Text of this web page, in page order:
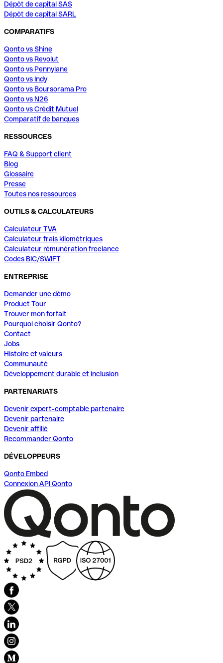
Dépôt de capital SAS
Dépôt de capital SARL
COMPARATIFS
Qonto vs Shine
Qonto vs Revolut
Qonto vs Pennylane
Qonto vs Indy
Qonto vs Boursorama Pro
Qonto vs N26
Qonto vs Crédit Mutuel
Comparatif de banques
RESSOURCES
FAQ & Support client
Blog
Glossaire
Presse
Toutes nos ressources
OUTILS & CALCULATEURS
Calculateur TVA
Calculateur frais kilométriques
Calculateur rémunération freelance
Codes BIC/SWIFT
ENTREPRISE
Demander une démo
Product Tour
Trouver mon forfait
Pourquoi choisir Qonto?
Contact
Jobs
Histoire et valeurs
Communauté
Développement durable et inclusion
PARTENARIATS
Devenir expert-comptable partenaire
Devenir partenaire
Devenir affilié
Recommander Qonto
DÉVELOPPEURS
Qonto Embed
Connexion API Qonto